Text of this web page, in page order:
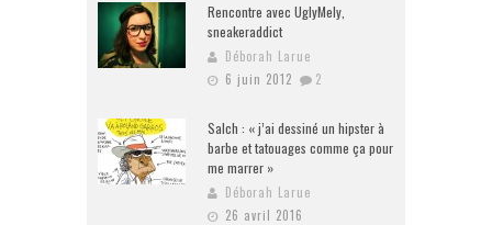
Rencontre avec UglyMely,
sneakeraddict
Déborah Larue
6 juin 2012
2
Salch : « j’ai dessiné un hipster à
barbe et tatouages comme ça pour
me marrer »
Déborah Larue
26 avril 2016